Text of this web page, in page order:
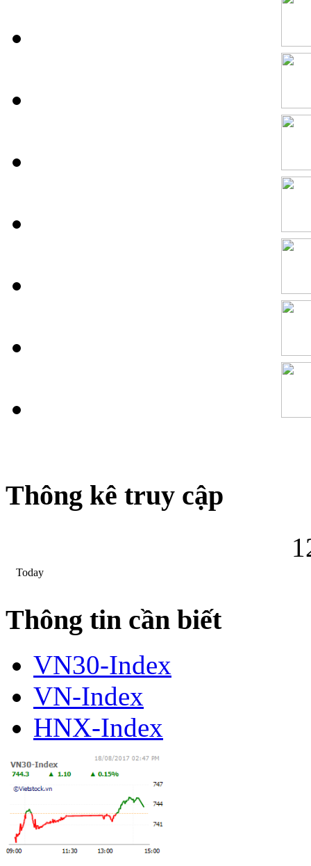
Thông kê truy cập
1
Today
Thông tin cần biết
VN30-Index
VN-Index
HNX-Index